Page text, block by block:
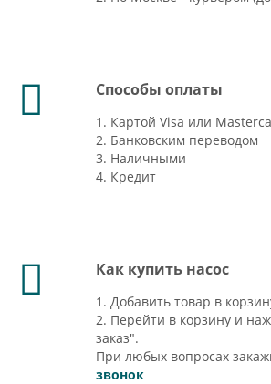
Способы оплаты
1. Картой Visa или
2. Банковским переводом
3. Наличными
4. Кредит
Как купить насос
1. Добавить товар в
2. Перейти в корзину и
заказ".
При любых вопросах
звонок